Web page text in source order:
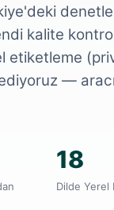
kalite
etiketleme
—
18
Dilde Yerel